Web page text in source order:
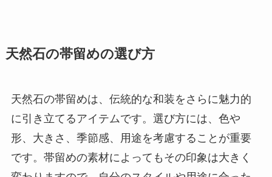
天然石の帯留めの選び方
天然石の帯留めは、伝統的な和装をさらに魅力的
に引き立てるアイテムです。選び方には、色や
形、大きさ、季節感、用途を考慮することが重要
です。帯留めの素材によってもその印象は大きく